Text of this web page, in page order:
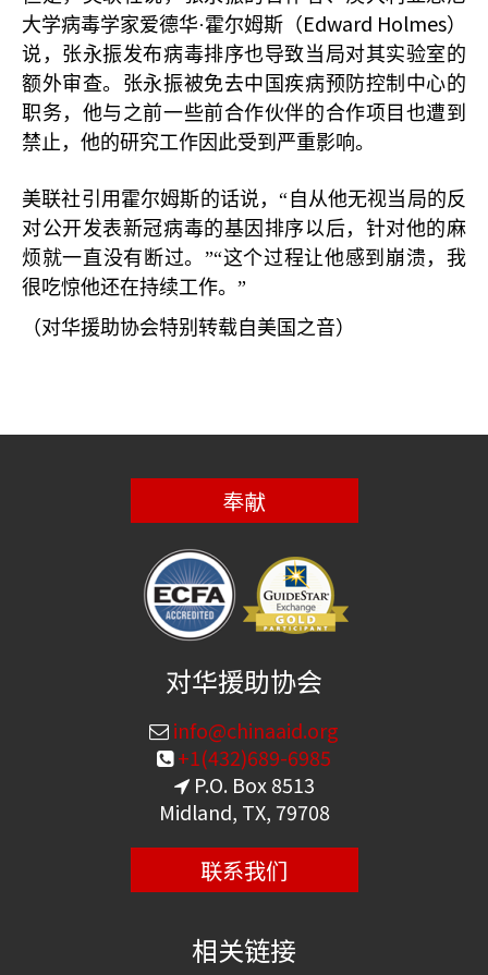
大学病毒学家爱德华·霍尔姆斯（ Edward Holmes）
说，张永振发布病毒排序也导致当局对其实验室的
额外审查。张永振被免去中国疾病预防控制中心的
职务，他与之前一些前合作伙伴的合作项目也遭到
禁止，他的研究工作因此受到严重影响。
美联社引用霍尔姆斯的话说，“自从他无视当局的反
对公开发表新冠病毒的基因排序以后，针对他的麻
烦就一直没有断过。”“这个过程让他感到崩溃，我
很吃惊他还在持续工作。”
（对华援助协会特别转载自美国之音）
奉献
对华援助协会
info@chinaaid.org
+1(432)689-6985
P.O. Box 8513
Midland, TX, 79708
联系我们
相关链接